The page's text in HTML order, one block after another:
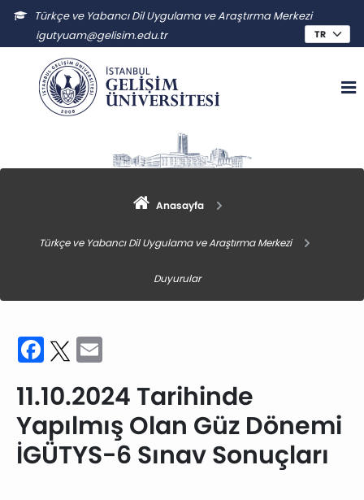
Türkçe ve Yabancı Dil Uygulama ve Araştırma Merkezi
igutyuam@gelisim.edu.tr
Anasayfa
Türkçe ve Yabancı Dil Uygulama ve Araştırma Merkezi
Duyurular
Facebook
Twitter
11.10.2024 Tarihinde
Yapılmış Olan Güz Dönemi
İGÜTYS-6 Sınav Sonuçları